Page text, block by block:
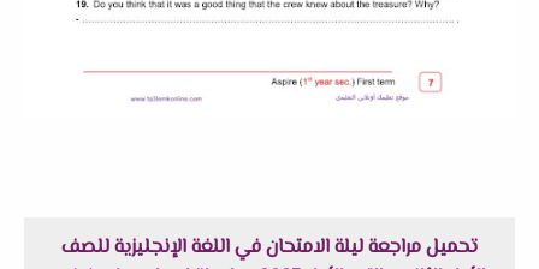
تحميل مراجعة ليلة الامتحان في اللغة الإنجليزية للصف